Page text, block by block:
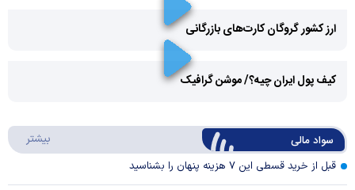
ارز کشور گروگان کارت‌های بازرگانی
Video
کیف پول ایران چیه؟/ موشن گرافیک
سواد مالی بیشتر
قبل از خرید قسطی این ۷ هزینه پنهان را بشناسید